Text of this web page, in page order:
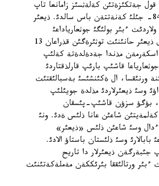
جةتكئزةتئن كةلةثسئز زامانعا تاپ
بولعان، اشتئقتان السئرةپ قئستان زورعا شئققان ذيعئرلارعا قئرعئزدار 840- جئلئ كةنةتتةن باس سالدئ. ذيعئر
ءبئر بولئگئ جوثعارياداعئ
قارلذقتارعا قوسئلسا، ال ةكئنشئ بولئگئ تيبةتتئكتةردئ بارئپ ساعالادئ. ال ذيعئر حانئنئث توثئرةگئن قذراعان 13
اسكةرمةن مذندا جةدةلدةتة كةلئپ
قاشئپ بارئپ قارلذقتاردئ
ورنئقسا، ال ةكئنشئسئ بةسبالئقتئث
تالقانداؤئ وسئ ذيعئرلاردئ مذلدة جويئلئپ
بؤگؤ سزؤن قاشئپ-پئسقان
شاعئن عانا ذلئس ةدئ. ونئ
وسئ شاعئن ذلئس «ذيعئر»
وسئ ذلئستان باستاؤ الادئ.
جئبةرگةن ذيعئرلار دا تاريح
ءبئر ورتالئققا بئرئككةن مةملةكةتئنئث